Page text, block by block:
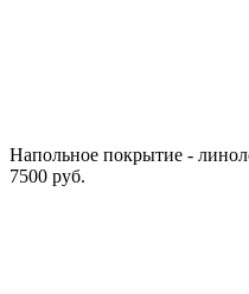
Напольное покрытие -
7500 руб.